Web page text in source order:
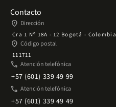
Contacto
place Dirección
Cra 1 Nº 18A - 12 Bogotá - Colombia
place Código postal
111711
phone Atención telefónica
+57 (601) 339 49 99
phone Atención telefónica
+57 (601) 339 49 49